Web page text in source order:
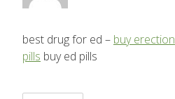
best drug for ed – buy erection
pills buy ed pills